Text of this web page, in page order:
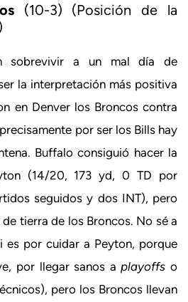
(10-3) (Posición de la
sobrevivir a un mal día de
la interpretación más positiva
en Denver los Broncos contra
por ser los Bills hay
Buffalo consiguió hacer la
(14/20, 173 yd, 0 TD por
seguidos y dos INT), pero
tierra de los Broncos. No sé a
es por cuidar a Peyton, porque
por llegar sanos aplayoffs o
pero los Broncos llevan